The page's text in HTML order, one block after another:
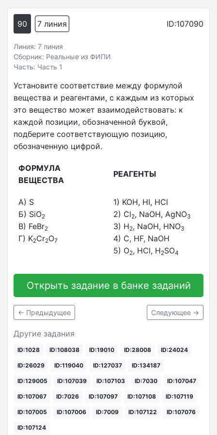
90 7 линия ID:107090
Линия: 7 линия
Сборник: Реальные из ФИПИ
Часть: Часть 1
Установите соответствие между формулой
вещества и реагентами, с каждым из которых
это вещество может взаимодействовать: к
каждой позиции, обозначенной буквой,
подберите соответствующую позицию,
обозначенную цифрой.
ФОРМУЛА
ВЕЩЕСТВА
РЕАГЕНТЫ
A) S
Б) SiO2
В) FeBr2
Г) K2Cr2O7
1) KOH, HI, HCl
2) Cl2, NaOH, AgNO3
3) H2, NaOH, HNO3
4) C, HF, NaOH
5) O2, HCl, H2SO4
Открыть задание в банке заданий
← Предыдущее Следующее →
Другие задания
ID:1028 ID:108038 ID:19010 ID:28008 ID:24024
ID:26029 ID:119040 ID:127037 ID:134187
ID:129005 ID:107039 ID:107103 ID:7030 ID:107047
ID:107067 ID:7026 ID:107097 ID:107108 ID:107119
ID:107005 ID:107006 ID:7009 ID:107122 ID:107076
ID:107124